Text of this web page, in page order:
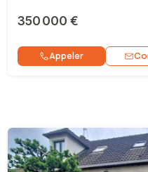
350 000 €
Appeler